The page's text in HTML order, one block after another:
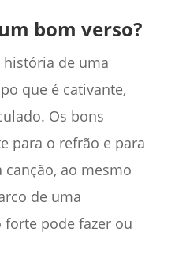
bom verso?
de uma
que é cativante,
Os bons
para o refrão e para
canção, ao mesmo
de uma
pode fazer ou